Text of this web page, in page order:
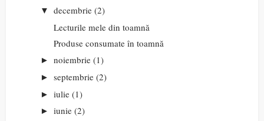
▼ decembrie (2)
Lecturile mele din toamnă
Produse consumate în toamnă
► noiembrie (1)
► septembrie (2)
► iulie (1)
► iunie (2)